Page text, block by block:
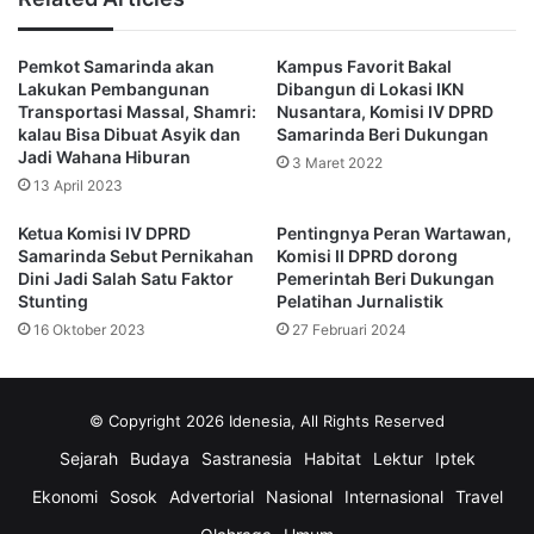
Namun, ia menilai jika sejumlah proyek ini terkesan
karena pekerjaannya yang terburu-buru.
“Kontraktor yang bekerja juga terganggu karena urusan
masalah sosial dan dampak lainnya. Jadi itu harus
dituntaskan dahulu baru melanjutkan agar pekerjaannya
lancar dan tidak menimbulkan masalah baru,” pungkasnya.
(Advertorial)
Pasar Pagi SHM
Pemkot Samarinda akan
Lakukan Pembangunan
Transportasi Massal, Shamri:
kalau Bisa Dibuat Asyik dan
Jadi Wahana Hiburan
13 April 2023
Kampus Favorit Bakal
Dibangun di Lokasi IKN
Nusantara, Komisi IV DPRD
Samarinda Beri Dukungan
3 Maret 2022
Ketua Komisi IV DPRD
Samarinda Sebut Pernikahan
Dini Jadi Salah Satu Faktor
Stunting
16 Oktober 2023
Pentingnya Peran Wartawan,
Komisi II DPRD dorong
Pemerintah Beri Dukungan
Pelatihan Jurnalistik
27 Februari 2024
© Copyright 2026 Idenesia, All Rights Reserved
Sejarah Budaya Sastranesia Habitat Lektur
Iptek
Ekonomi
Sosok Advertorial Nasional Internasional
Travel